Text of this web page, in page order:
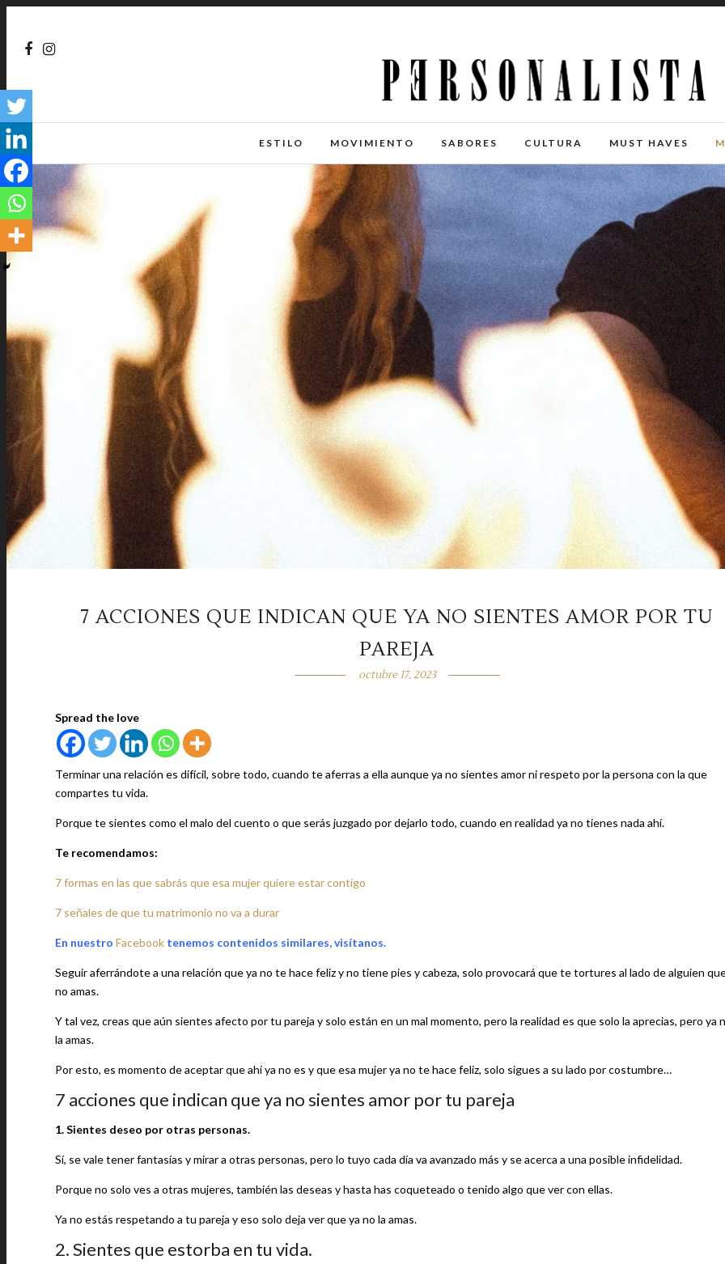
ESTILO MOVIMIENTO SABORES CULTURA MUST HAVES
7 ACCIONES QUE INDICAN QUE YA NO SIENTES AMOR POR TU
PAREJA
octubre 17, 2023
Spread the love
Terminar una relación es difícil, sobre todo, cuando te aferras a ella aunque ya no sientes amor ni respeto por la persona con la que
compartes tu vida.
Porque te sientes como el malo del cuento o que serás juzgado por dejarlo todo, cuando en realidad ya no tienes nada ahí.
Te recomendamos:
7 formas en las que sabrás que esa mujer quiere estar contigo
7 señales de que tu matrimonio no va a durar
En nuestro Facebook tenemos contenidos similares, visítanos.
Seguir aferrándote a una relación que ya no te hace feliz y no tiene pies y cabeza, solo provocará que te tortures al lado de alguien
no amas.
Y tal vez, creas que aún sientes afecto por tu pareja y solo están en un mal momento, pero la realidad es que solo la aprecias, pero ya
la amas.
Por esto, es momento de aceptar que ahí ya no es y que esa mujer ya no te hace feliz, solo sigues a su lado por costumbre…
7 acciones que indican que ya no sientes amor por tu pareja
1. Sientes deseo por otras personas.
Sí, se vale tener fantasías y mirar a otras personas, pero lo tuyo cada día va avanzado más y se acerca a una posible infidelidad.
Porque no solo ves a otras mujeres, también las deseas y hasta has coqueteado o tenido algo que ver con ellas.
Ya no estás respetando a tu pareja y eso solo deja ver que ya no la amas.
2. Sientes que estorba en tu vida.